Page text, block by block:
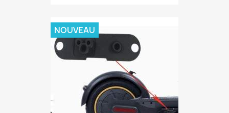
NOUVEAU